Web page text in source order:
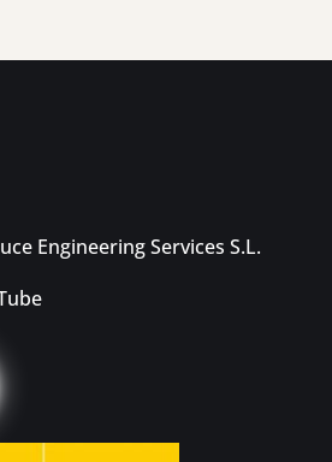
Engineering Services S.L.